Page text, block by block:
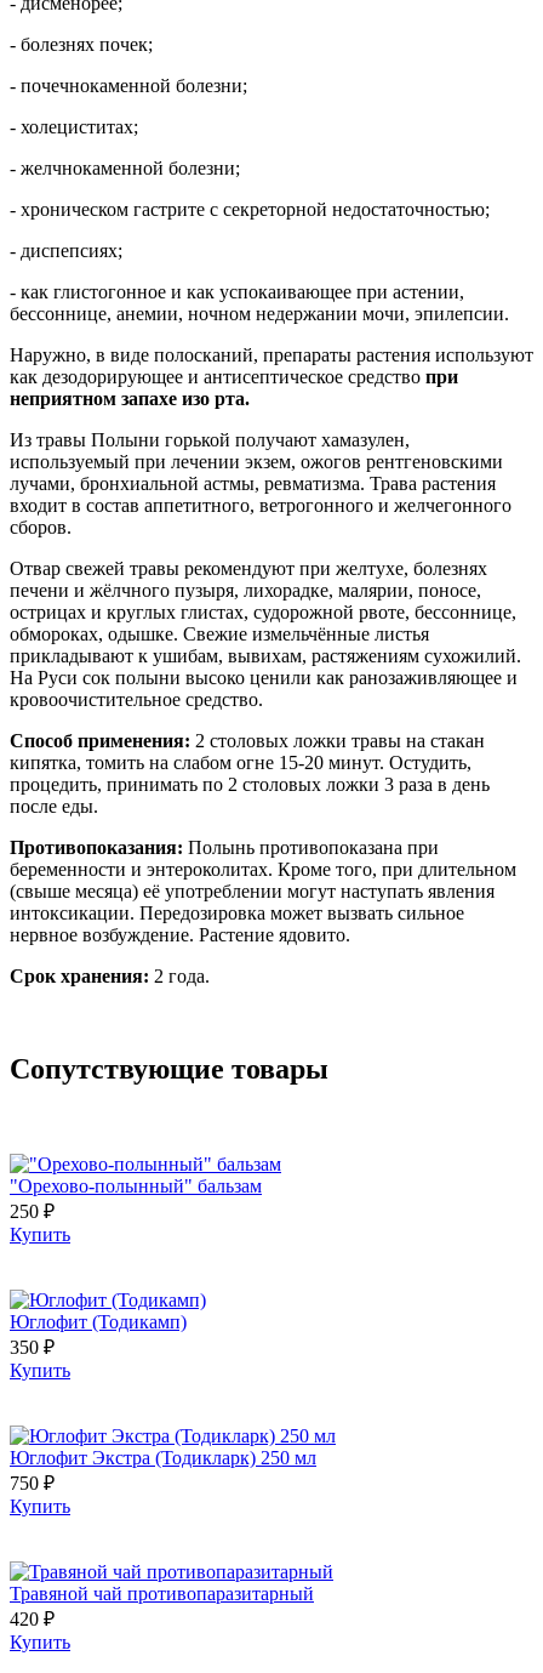
- болезнях почек;
- почечнокаменной болезни;
- холециститах;
- желчнокаменной болезни;
- хроническом гастрите с секреторной недостаточностью;
- диспепсиях;
- как глистогонное и как успокаивающее при астении,
бессоннице, анемии, ночном недержании мочи, эпилепсии.
Наружно, в виде полосканий, препараты растения используют
как дезодорирующее и антисептическое средство при
неприятном запахе изо рта.
Из травы Полыни горькой получают хамазулен,
используемый при лечении экзем, ожогов рентгеновскими
лучами, бронхиальной астмы, ревматизма. Трава растения
входит в состав аппетитного, ветрогонного и желчегонного
сборов.
Отвар свежей травы рекомендуют при желтухе, болезнях
печени и жёлчного пузыря, лихорадке, малярии, поносе,
острицах и круглых глистах, судорожной рвоте, бессоннице,
обмороках, одышке. Свежие измельчённые листья
прикладывают к ушибам, вывихам, растяжениям сухожилий.
На Руси сок полыни высоко ценили как ранозаживляющее и
кровоочистительное средство.
Способ применения: 2 столовых ложки травы на стакан
кипятка, томить на слабом огне 15-20 минут. Остудить,
процедить, принимать по 2 столовых ложки 3 раза в день
после еды.
Противопоказания: Полынь противопоказана при
беременности и энтероколитах. Кроме того, при длительном
(свыше месяца) её употреблении могут наступать явления
интоксикации. Передозировка может вызвать сильное
нервное возбуждение. Растение ядовито.
Срок хранения: 2 года.
Сопутствующие товары
"Орехово-полынный" бальзам
250 ₽
Купить
Юглофит (Тодикамп)
350 ₽
Купить
Юглофит Экстра (Тодикларк) 250 мл
750 ₽
Купить
Травяной чай противопаразитарный
420 ₽
Купить